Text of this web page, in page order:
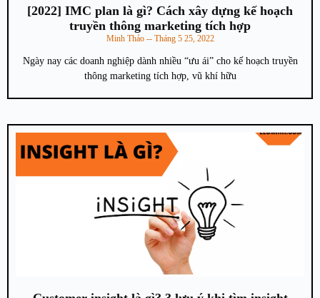
[2022] IMC plan là gì? Cách xây dựng kế hoạch
truyền thông marketing tích hợp
Minh Thảo Tháng 5 25, 2022
Ngày nay các doanh nghiệp dành nhiều “ưu ái” cho kế hoạch truyền
thông marketing tích hợp, vũ khí hữu